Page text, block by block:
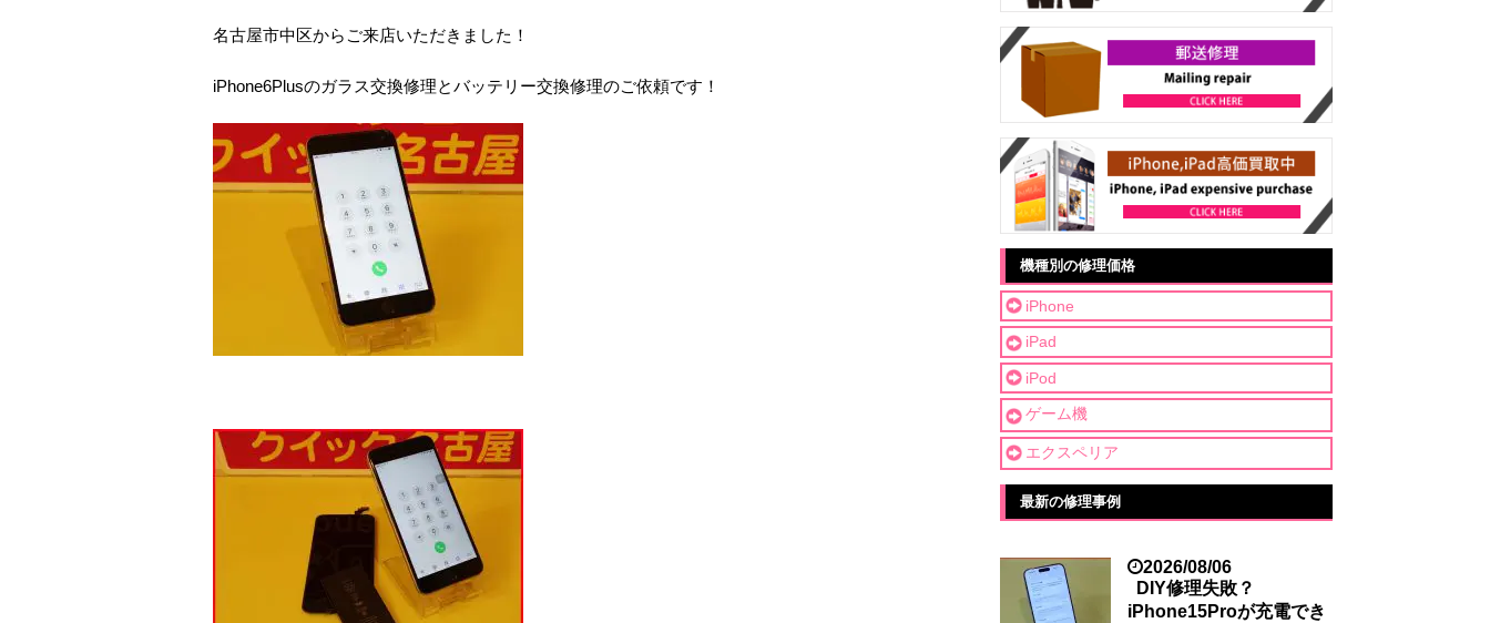
名古屋市中区からご来店いただきました！
iPhone6Plusのガラス交換修理とバッテリー交換修理のご依頼です！
機種別の修理価格
iPhone
iPad
iPod
ゲーム機
エクスペリア
最新の修理事例
2026/08/06
DIY修理失敗？
iPhone15Proが充電でき